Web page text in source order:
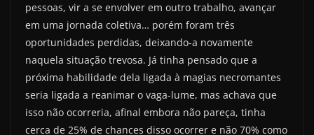
pessoas, vir a se envolver em outro trabalho, avançar
em uma jornada coletiva… porém foram três
oportunidades perdidas, deixando-a novamente
naquela situação trevosa. Já tinha pensado que a
próxima habilidade dela ligada à magias necromantes
seria ligada a reanimar o vaga-lume, mas achava que
isso não ocorreria, afinal embora não pareça, tinha
cerca de 25% de chances disso ocorrer e não 70% como